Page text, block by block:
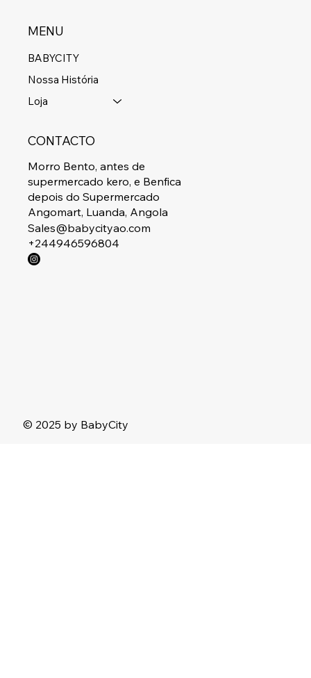
MENU
BABYCITY
Nossa História
Loja
CONTACTO
Morro Bento, antes de
supermercado kero, e Benfica
depois do Supermercado
Angomart, Luanda, Angola
Sales@babycityao.com
+244946596804
© 2025 by BabyCity